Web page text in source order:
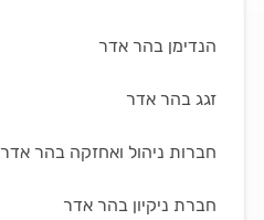
הנדימן בהר אדר
זגג בהר אדר
חברות ניהול ואחזקה בהר אדר
חברת ניקיון בהר אדר